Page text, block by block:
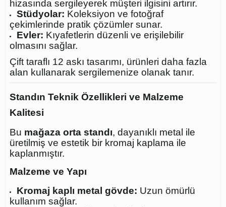
hizasında sergileyerek müşteri ilgisini artırır.
Stüdyolar: Koleksiyon ve fotoğraf
çekimlerinde pratik çözümler sunar.
Evler: Kıyafetlerin düzenli ve erişilebilir
olmasını sağlar.
Çift taraflı 12 askı tasarımı, ürünleri daha fazla
alan kullanarak sergilemenize olanak tanır.
Standın Teknik Özellikleri ve Malzeme
Kalitesi
Bu mağaza orta standı, dayanıklı metal ile
üretilmiş ve estetik bir kromaj kaplama ile
kaplanmıştır.
Malzeme ve Yapı
Kromaj kaplı metal gövde: Uzun ömürlü
kullanım sağlar.